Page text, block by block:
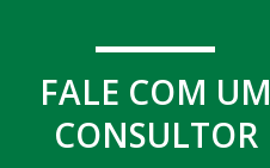
FALE COM UM
CONSULTOR